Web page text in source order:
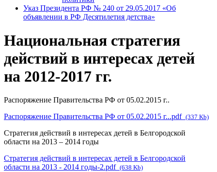
Указ Президента РФ № 240 от 29.05.2017 «Об
объявлении в РФ Десятилетия детства»
Национальная стратегия
действий в интересах детей
на 2012-2017 гг.
Распоряжение Правительства РФ от 05.02.2015 г..
Распоряжение Правительства РФ от 05.02.2015 г...pdf (337 Kb)
Стратегия действий в интересах детей в Белгородской
области на 2013 – 2014 годы
Стратегия действий в интересах детей в Белгородской
области на 2013 - 2014 годы-2.pdf (638 Kb)